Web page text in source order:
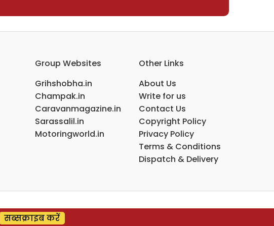
Group Websites
Grihshobha.in
Champak.in
Caravanmagazine.in
Sarassalil.in
Motoringworld.in
Other Links
About Us
Write for us
Contact Us
Copyright Policy
Privacy Policy
Terms & Conditions
Dispatch & Delivery
सब्सक्राइब करें